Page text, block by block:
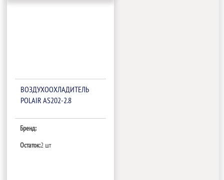
ВОЗДУХООХЛАДИТЕЛЬ
POLAIR AS202-2.8
Бренд:
Остаток:2 шт